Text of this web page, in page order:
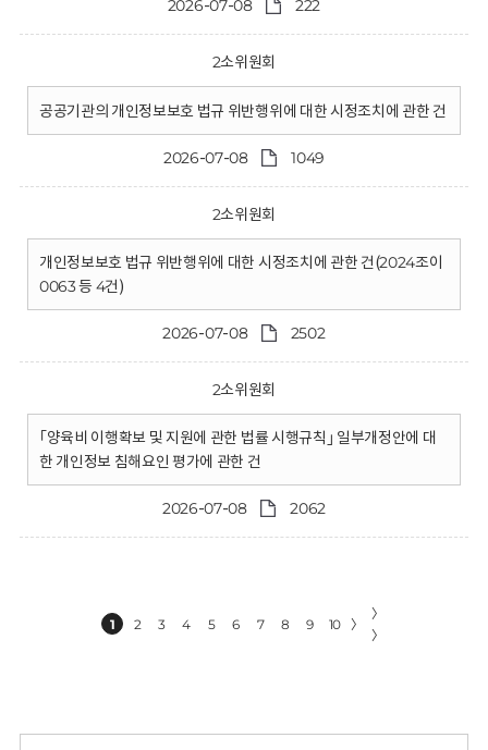
2026-07-08 222
2소위원회
공공기관의 개인정보보호 법규 위반행위에 대한 시정조치에 관한 건
2026-07-08 1049
2소위원회
개인정보보호 법규 위반행위에 대한 시정조치에 관한 건(2024조이
0063 등 4건)
2026-07-08 2502
2소위원회
｢양육비 이행확보 및 지원에 관한 법률 시행규칙｣ 일부개정안에 대
한 개인정보 침해요인 평가에 관한 건
2026-07-08 2062
1 2 3 4 5 6 7 8 9 10 〉
〉
〉